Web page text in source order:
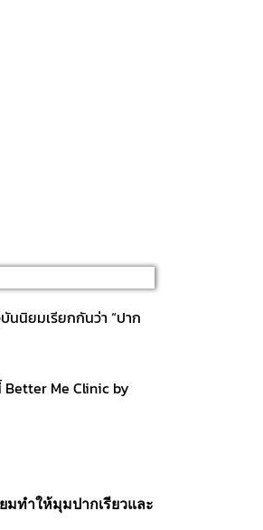
นนิยมเรียกกันว่า “ปาก
Better Me Clinic by
มทำให้มุมปากเรียวและ